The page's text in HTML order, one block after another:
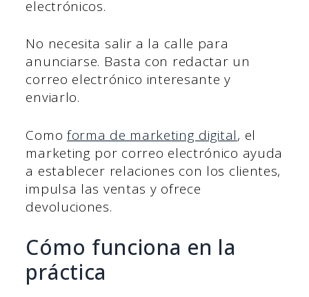
electrónicos.
No necesita salir a la calle para
anunciarse. Basta con redactar un
correo electrónico interesante y
enviarlo.
Como forma de marketing digital, el
marketing por correo electrónico ayuda
a establecer relaciones con los clientes,
impulsa las ventas y ofrece
devoluciones.
Cómo funciona en la
práctica